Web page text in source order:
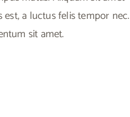
a luctus felis tempor nec.
sit amet.